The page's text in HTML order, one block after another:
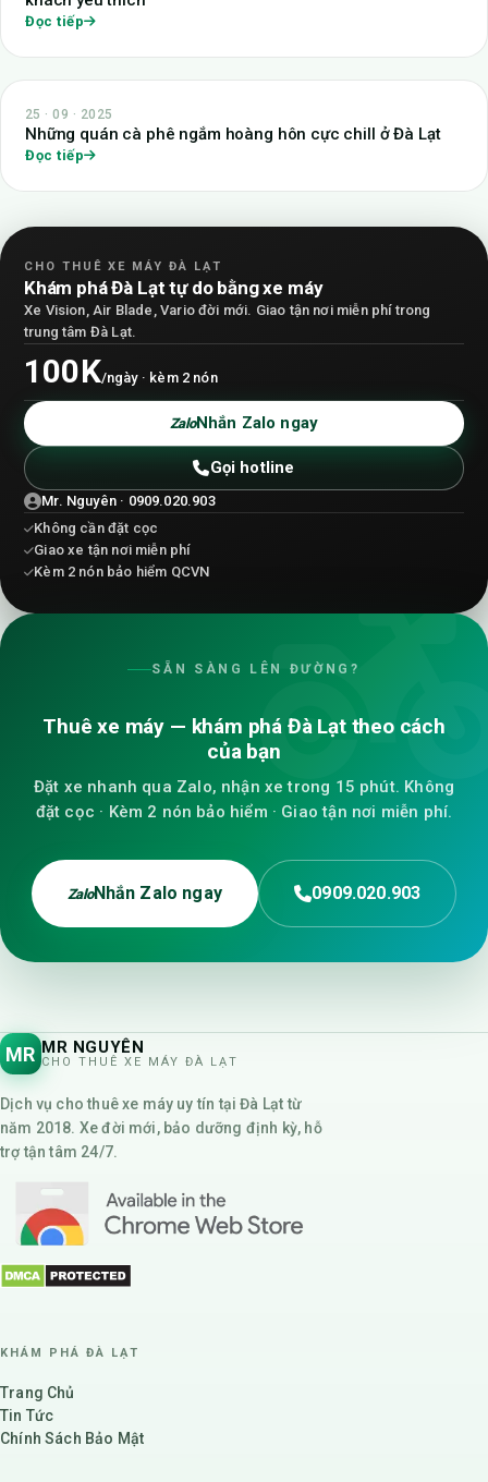
Đọc tiếp
25 · 09 · 2025
Những quán cà phê ngắm hoàng hôn cực chill ở Đà Lạt
Đọc tiếp
CHO THUÊ XE MÁY ĐÀ LẠT
Khám phá Đà Lạt tự do bằng xe máy
Xe Vision, Air Blade, Vario đời mới. Giao tận nơi miễn phí trong
trung tâm Đà Lạt.
100K/ngày · kèm 2 nón
ZaloNhắn Zalo ngay
Gọi hotline
Mr. Nguyên · 0909.020.903
Không cần đặt cọc
Giao xe tận nơi miễn phí
Kèm 2 nón bảo hiểm QCVN
SẴN SÀNG LÊN ĐƯỜNG?
Thuê xe máy — khám phá Đà Lạt theo cách
của bạn
Đặt xe nhanh qua Zalo, nhận xe trong 15 phút. Không
đặt cọc · Kèm 2 nón bảo hiểm · Giao tận nơi miễn phí.
ZaloNhắn Zalo ngay 0909.020.903
MR MR NGUYÊN
CHO THUÊ XE MÁY ĐÀ LẠT
Dịch vụ cho thuê xe máy uy tín tại Đà Lạt từ
năm 2018. Xe đời mới, bảo dưỡng định kỳ, hỗ
trợ tận tâm 24/7.
KHÁM PHÁ ĐÀ LẠT
Trang Chủ
Tin Tức
Chính Sách Bảo Mật